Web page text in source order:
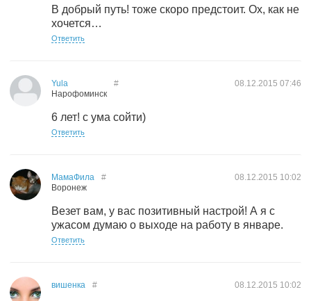
В добрый путь! тоже скоро предстоит. Ох, как не
хочется…
Ответить
Yula
Нарофоминск
08.12.2015 07:46
#
6 лет! с ума сойти)
Ответить
МамаФила
Воронеж
08.12.2015 10:02
#
Везет вам, у вас позитивный настрой! А я с
ужасом думаю о выходе на работу в январе.
Ответить
вишенка 08.12.2015 10:02
#